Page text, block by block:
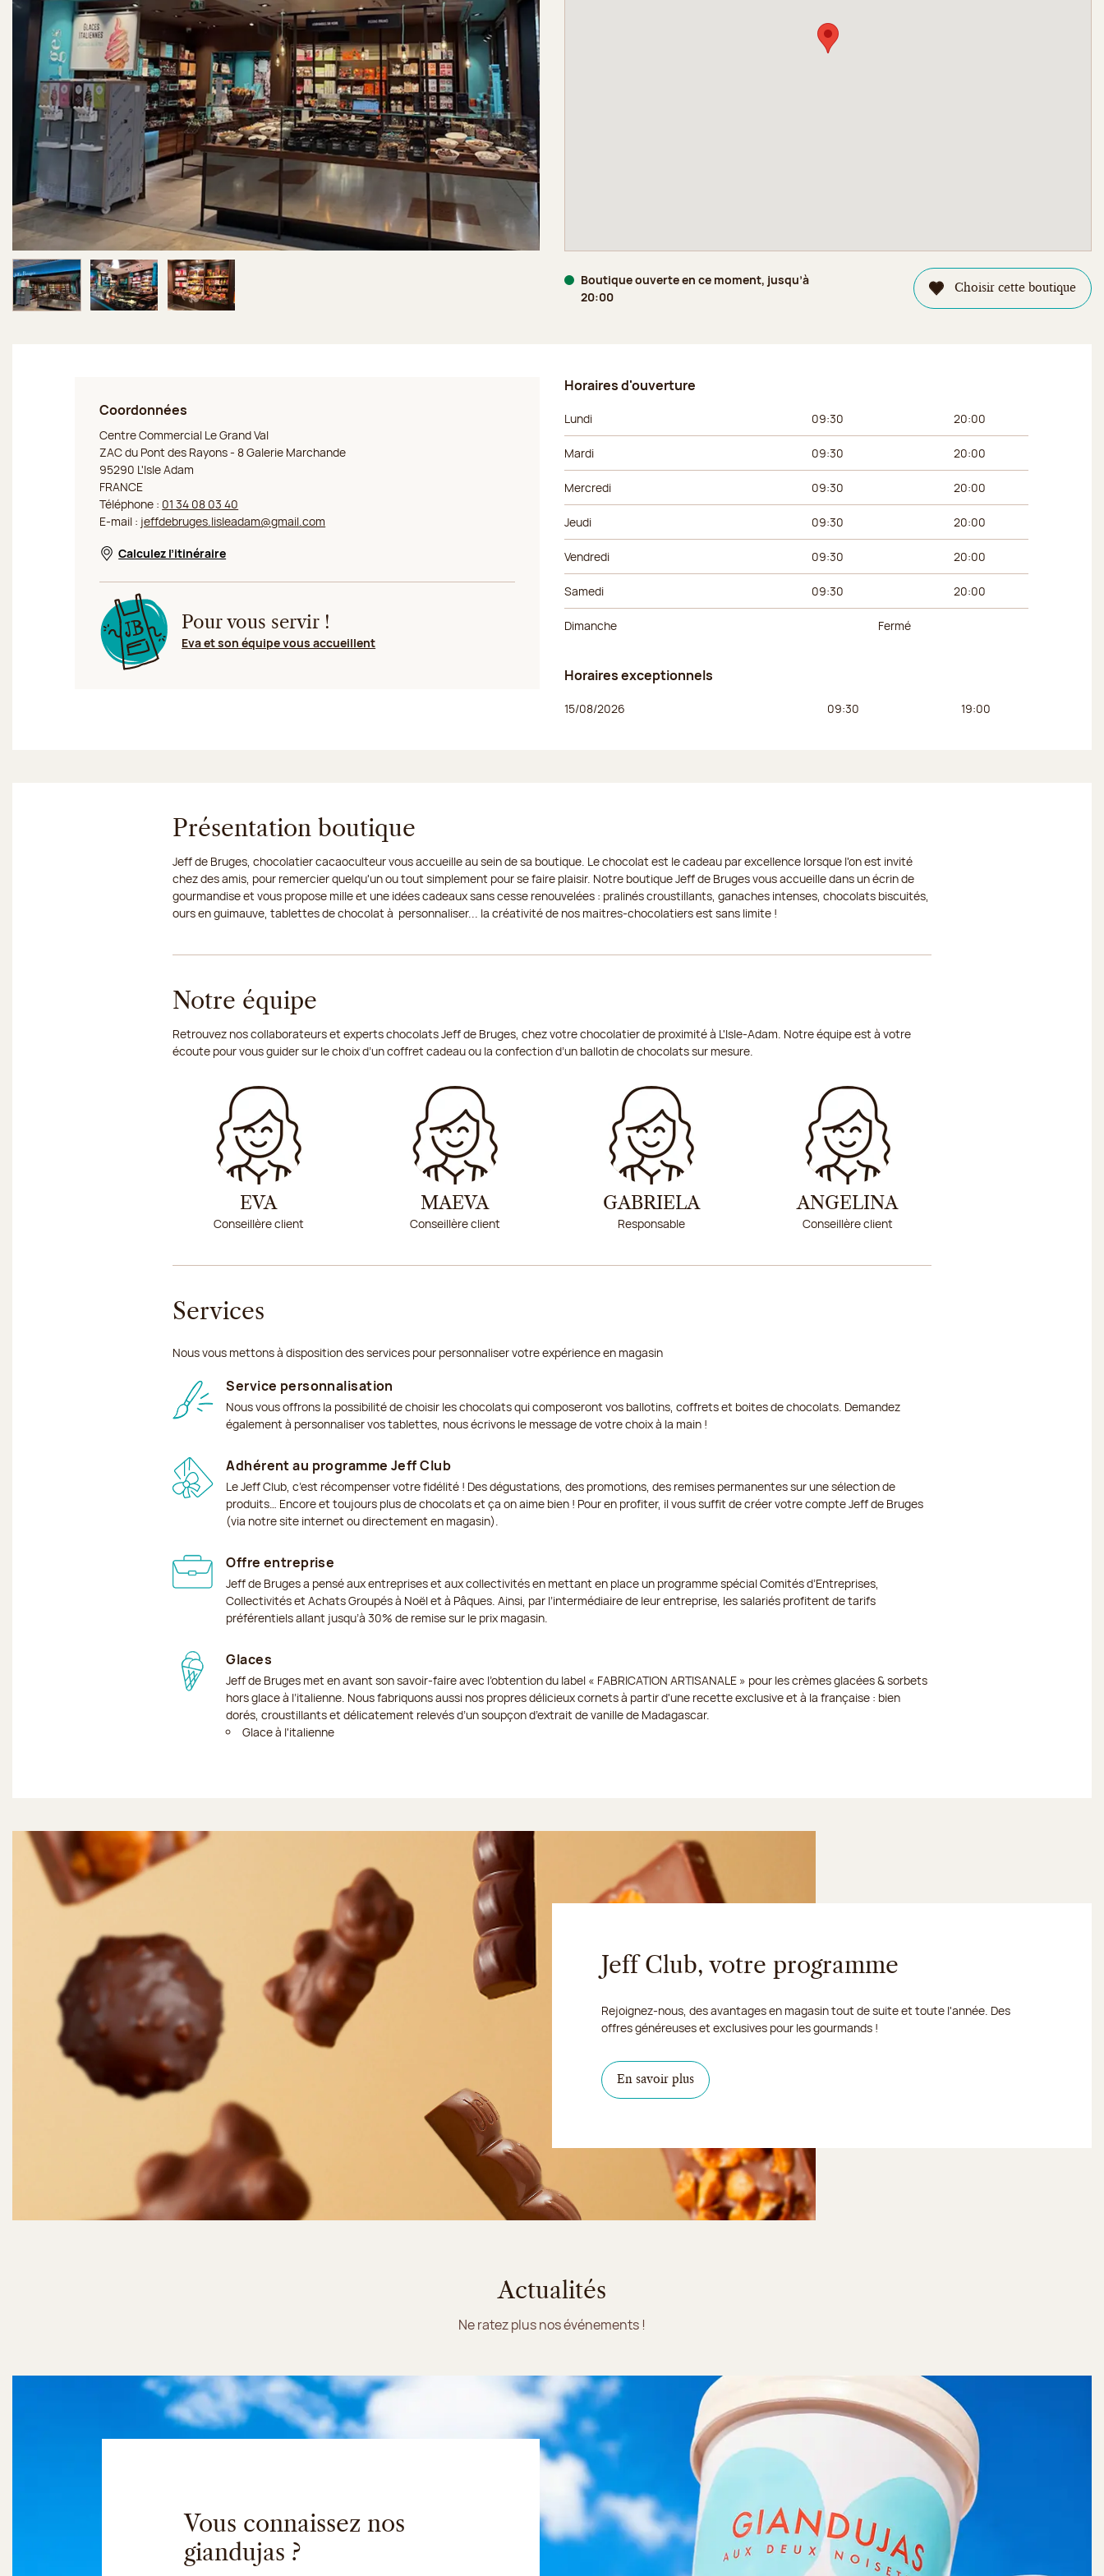
Image 1 sur 3
Boutique ouverte en ce moment, jusqu’à
20:00
Choisir cette boutique
Coordonnées
Jeff de Bruges L'Isle Adam
Centre Commercial Le Grand Val
ZAC du Pont des Rayons - 8 Galerie Marchande
95290 L'Isle Adam
FRANCE
Téléphone : 01 34 08 03 40
E-mail : jeffdebruges.lisleadam@gmail.com
Nouvelle fenêtre
Calculez l’itinéraire
Pour vous servir !
Eva et son équipe vous accueillent
Horaires d'ouverture
Jour de la semaine Horaires de l’après-midi
Lundi 09:30 20:00
Mardi 09:30 20:00
Mercredi 09:30 20:00
Jeudi 09:30 20:00
Vendredi 09:30 20:00
Samedi 09:30 20:00
Dimanche Fermé
Horaires exceptionnels
Jour de la semaine Horaires de l’après-midi
15/08/2026 09:30 19:00
Présentation boutique
Jeff de Bruges, chocolatier cacaoculteur vous accueille au sein de sa boutique. Le chocolat est le cadeau par excellence lorsque l'on est invité
chez des amis, pour remercier quelqu'un ou tout simplement pour se faire plaisir. Notre boutique Jeff de Bruges vous accueille dans un écrin de
gourmandise et vous propose mille et une idées cadeaux sans cesse renouvelées : pralinés croustillants, ganaches intenses, chocolats biscuités,
ours en guimauve, tablettes de chocolat à personnaliser... la créativité de nos maitres-chocolatiers est sans limite !
Notre équipe
Retrouvez nos collaborateurs et experts chocolats Jeff de Bruges, chez votre chocolatier de proximité à L'Isle-Adam. Notre équipe est à votre
écoute pour vous guider sur le choix d’un coffret cadeau ou la confection d’un ballotin de chocolats sur mesure.
EVA
Conseillère client
MAEVA
Conseillère client
GABRIELA
Responsable
ANGELINA
Conseillère client
Services
Nous vous mettons à disposition des services pour personnaliser votre expérience en magasin
Service personnalisation
Nous vous offrons la possibilité de choisir les chocolats qui composeront vos ballotins, coffrets et boites de chocolats. Demandez
également à personnaliser vos tablettes, nous écrivons le message de votre choix à la main !
Adhérent au programme Jeff Club
Le Jeff Club, c’est récompenser votre fidélité ! Des dégustations, des promotions, des remises permanentes sur une sélection de
produits… Encore et toujours plus de chocolats et ça on aime bien ! Pour en profiter, il vous suffit de créer votre compte Jeff de Bruges
(via notre site internet ou directement en magasin).
Offre entreprise
Jeff de Bruges a pensé aux entreprises et aux collectivités en mettant en place un programme spécial Comités d’Entreprises,
Collectivités et Achats Groupés à Noël et à Pâques. Ainsi, par l’intermédiaire de leur entreprise, les salariés profitent de tarifs
préférentiels allant jusqu’à 30% de remise sur le prix magasin.
Glaces
Jeff de Bruges met en avant son savoir-faire avec l’obtention du label « FABRICATION ARTISANALE » pour les crèmes glacées & sorbets
hors glace à l’italienne. Nous fabriquons aussi nos propres délicieux cornets à partir d'une recette exclusive et à la française : bien
dorés, croustillants et délicatement relevés d’un soupçon d’extrait de vanille de Madagascar.
Glace à l'italienne
Jeff Club, votre programme
Rejoignez-nous, des avantages en magasin tout de suite et toute l'année. Des
offres généreuses et exclusives pour les gourmands !
En savoir plus
Actualités
Ne ratez plus nos événements !
Vous connaissez nos
giandujas ?